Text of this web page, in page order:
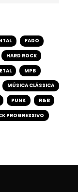
FADO
HARD ROCK
MPB
MÚSICA CLÁSSICA
PUNK R&B
PROGRESSIVO